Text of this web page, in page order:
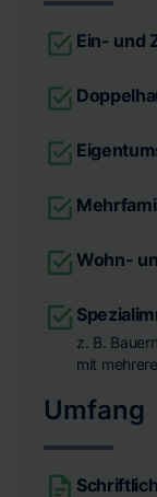
Ein- und
Wohn-
z. B.
mit
Umfang